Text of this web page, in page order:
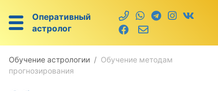
Оперативный
астролог
Обучение астрологии
Обучение методам
прогнозирования